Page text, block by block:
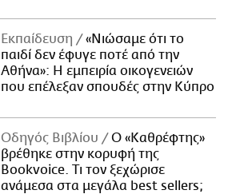
Εκπαίδευση
«Νιώσαμε ότι το
παιδί δεν έφυγε ποτέ από την
Αθήνα»: Η εμπειρία οικογενειών
που επέλεξαν σπουδές στην Κύπρο
Οδηγός Βιβλίου
Ο «Καθρέφτης»
βρέθηκε στην κορυφή της
Bookvoice. Τι τον ξεχώρισε
ανάμεσα στα μεγάλα best sellers;